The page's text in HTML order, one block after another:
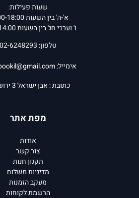
שעות פעילות:
א'-ה' בין השעות 10:00-18:00
ו' וערבי חג' בין השעות 10:00-14:00
טלפון: 02-6248293
אימייל:
כתובת : אבן ישראל 3 ירושלים.
מפת אתר
אודות
צור קשר
תקנון חנות
מדיניות משלוח
מעקב הזמנות
הרשמת לקוחות